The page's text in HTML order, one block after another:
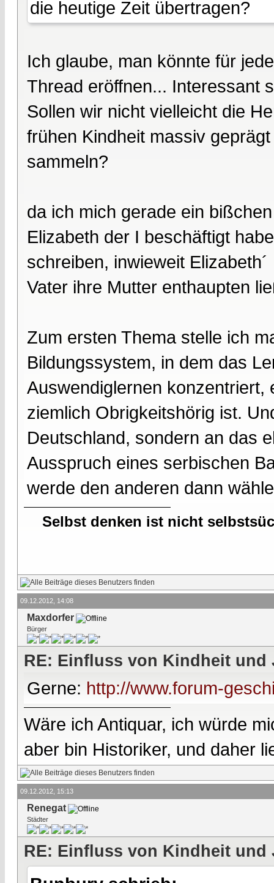
die heutige Zeit übertragen?
Ich glaube, man könnte für
Thread eröffnen... Interessant
Sollen wir nicht vielleicht die
frühen Kindheit massiv
sammeln?
da ich mich gerade ein
Elizabeth der I beschäftigt
schreiben, inwieweit
Vater ihre Mutter enthaupten
Zum ersten Thema stelle ich
Bildungssystem, in dem das
Auswendiglernen
ziemlich Obrigkeitshörig ist.
Deutschland, sondern an das
Ausspruch eines serbischen
werde den anderen dann
Selbst denken ist nicht
09.12.2012, 14:08
Maxdorfer
Bürger
RE: Einfluss von Kindheit
Gerne: http://www.forum-
Wäre ich Antiquar, ich würde
aber bin Historiker, und daher
09.12.2012, 15:13
Renegat
Städter
RE: Einfluss von Kindheit